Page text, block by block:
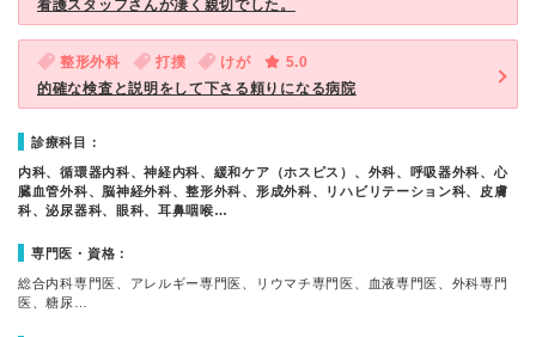
看護スタッフさんが凄く親切でした。
整形外科 打撲 けが
5.0
的確な検査と説明をして下さる頼りになる病院
診療科目：
内科、循環器内科、神経内科、緩和ケア（ホスピス）、外科、呼吸器外科、心
臓血管外科、脳神経外科、整形外科、形成外科、リハビリテーション科、皮膚
科、泌尿器科、眼科、耳鼻咽喉…
専門医・資格：
総合内科専門医、アレルギー専門医、リウマチ専門医、血液専門医、外科専門
医、糖尿…